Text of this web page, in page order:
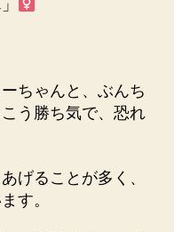
ちゃんと、ぶんち
う勝ち気で、恐れ
げることが多く、
す。